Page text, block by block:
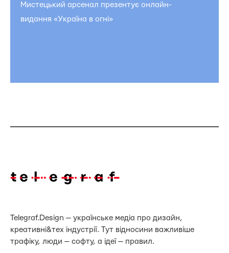
Мистецький арсенал презентує онлайн-
видання «Україна в огні»
Telegraf.Design — українське медіа про дизайн,
креативні&тех індустрії. Тут відносини важливіше
трафіку, люди — софту, а ідеї — правил.